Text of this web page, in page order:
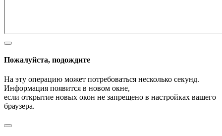
Пожалуйста, подождите
На эту операцию может потребоваться несколько секунд.
Информация появится в новом окне,
если открытие новых окон не запрещено в настройках вашего
браузера.